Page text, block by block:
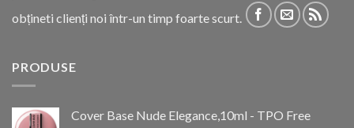
obțineti clienți noi într-un timp foarte scurt.
PRODUSE
Cover Base Nude Elegance,10ml - TPO Free